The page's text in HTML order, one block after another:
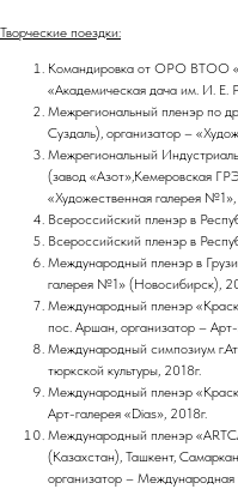
Творческие поездки:
Командировка от ОРО ВТОО
«Академическая дача им. И. Е.
Межрегиональный пленэр по
Суздаль), организатор –
Межрегиональный
(завод «Азот»,Кемеровская
«Художественная галерея №1»,
Всероссийский пленэр в
Всероссийский пленэр в
Международный пленэр в
галерея №1» (Новосибирск),
Международный пленэр
пос. Аршан, организатор – Арт-
Международный симпозиум
тюркской культуры, 2018г.
Международный пленэр
Арт-галерея «Dias», 2018г.
Международный пленэр
(Казахстан), Ташкент,
организатор – Международная